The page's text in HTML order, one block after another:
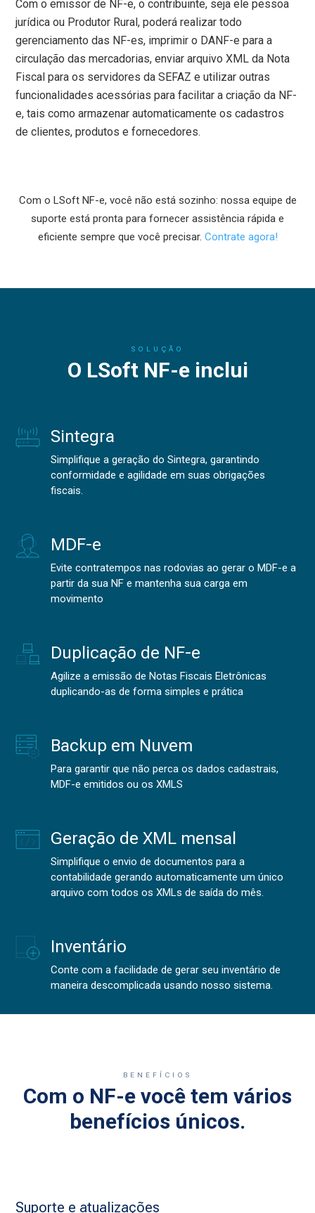
Com o emissor de NF-e, o contribuinte, seja ele pessoa
jurídica ou Produtor Rural, poderá realizar todo
gerenciamento das NF-es, imprimir o DANF-e para a
circulação das mercadorias, enviar arquivo XML da Nota
Fiscal para os servidores da SEFAZ e utilizar outras
funcionalidades acessórias para facilitar a criação da NF-
e, tais como armazenar automaticamente os cadastros
de clientes, produtos e fornecedores.
Com o LSoft NF-e, você não está sozinho: nossa equipe de
suporte está pronta para fornecer assistência rápida e
eficiente sempre que você precisar. Contrate agora!
SOLUÇÃO
O LSoft NF-e inclui
Sintegra
Simplifique a geração do Sintegra, garantindo
conformidade e agilidade em suas obrigações
fiscais.
MDF-e
Evite contratempos nas rodovias ao gerar o MDF-e a
partir da sua NF e mantenha sua carga em
movimento
Duplicação de NF-e
Agilize a emissão de Notas Fiscais Eletrônicas
duplicando-as de forma simples e prática
Backup em Nuvem
Para garantir que não perca os dados cadastrais,
MDF-e emitidos ou os XMLS
Geração de XML mensal
Simplifique o envio de documentos para a
contabilidade gerando automaticamente um único
arquivo com todos os XMLs de saída do mês.
Inventário
Conte com a facilidade de gerar seu inventário de
maneira descomplicada usando nosso sistema.
BENEFÍCIOS
Com o NF-e você tem vários
benefícios únicos.
Suporte e atualizações